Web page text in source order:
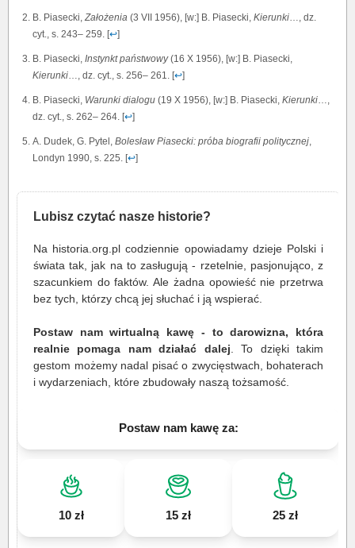
B. Piasecki, Założenia (3 VII 1956), [w:] B. Piasecki, Kierunki…, dz.
cyt., s. 243– 259. [↩]
B. Piasecki, Instynkt państwowy(16 X 1956), [w:] B. Piasecki,
Kierunki…, dz. cyt., s. 256– 261. [↩]
B. Piasecki, Warunki dialogu (19 X 1956), [w:] B. Piasecki, Kierunki…,
dz. cyt., s. 262– 264. [↩]
A. Dudek, G. Pytel, Bolesław Piasecki: próba biografii politycznej,
Londyn 1990, s. 225. [↩]
Lubisz czytać nasze historie?
Na historia.org.pl codziennie opowiadamy dzieje Polski i
świata tak, jak na to zasługują - rzetelnie, pasjonująco, z
szacunkiem do faktów. Ale żadna opowieść nie przetrwa
bez tych, którzy chcą jej słuchać i ją wspierać.
Postaw nam wirtualną kawę - to darowizna, która
realnie pomaga nam działać dalej. To dzięki takim
gestom możemy nadal pisać o zwycięstwach, bohaterach
i wydarzeniach, które zbudowały naszą tożsamość.
Postaw nam kawę za:
10 zł 15 zł 25 zł